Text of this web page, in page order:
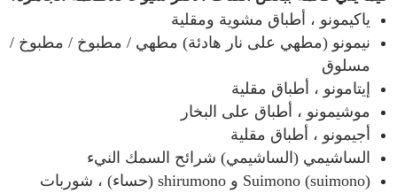
ياكيمونو ، أطباق مشوية ومقلية
نيمونو (مطهي على نار هادئة) مطهي / مطبوخ / مطبوخ /
مسلوق
إيتامونو ، أطباق مقلية
موشيمونو ، أطباق على البخار
أجيمونو ، أطباق مقلية
الساشيمي (الساشيمي) شرائح السمك النيء
Suimono (suimono) و shirumono (حساء) ، شوربات